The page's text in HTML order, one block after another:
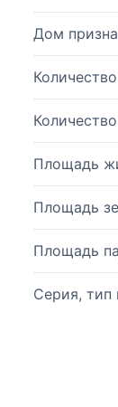
Дом
Площадь
Площадь
Площадь
Серия, тип